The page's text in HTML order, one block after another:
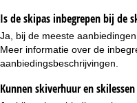
Is de skipas inbegrepen bij de
Ja, bij de meeste
Meer informatie over de
aanbiedingsbeschrijvingen.
Kunnen skiverhuur en